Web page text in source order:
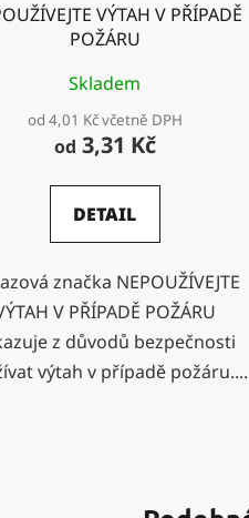
VÝTAH V PŘÍPADĚ
POŽÁRU
Skladem
od 4,01 Kč včetně DPH
od 3,31 Kč
DETAIL
značka NEPOUŽÍVEJTE
V PŘÍPADĚ POŽÁRU
z důvodů bezpečnosti
výtah v případě požáru....